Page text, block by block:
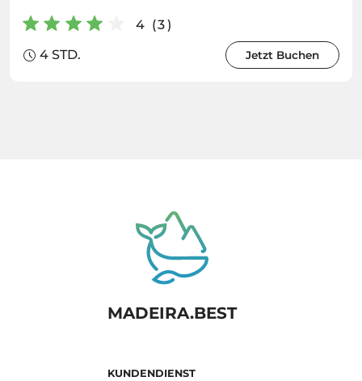
4 (3)
4 STD.
Jetzt Buchen
MADEIRA.BEST
KUNDENDIENST